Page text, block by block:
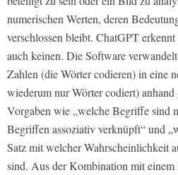
numerischen Werten, deren
verschlossen bleibt. ChatGPT
auch keinen. Die Software
Zahlen (die Wörter codieren) in eine
wiederum nur Wörter codiert)
Vorgaben wie „welche Begriffe sind
Begriffen assoziativ verknüpft“ und
Satz mit welcher Wahrscheinlichkeit
sind. Aus der Kombination mit einem